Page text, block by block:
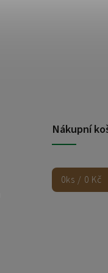
Nákupní
0ks / 0 Kč